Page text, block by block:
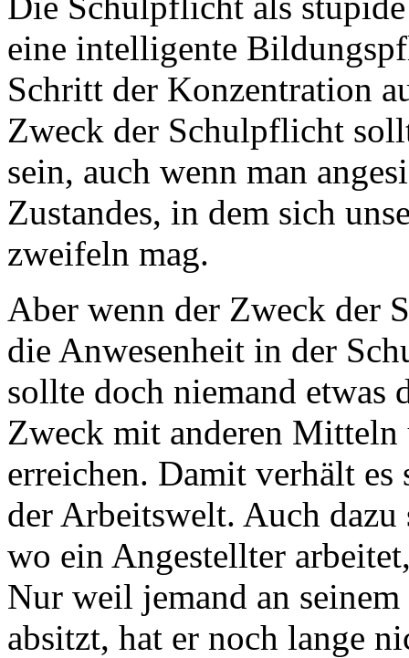
eine intelligente
Schritt der Konzentration
Zweck der Schulpflicht
sein, auch wenn man
Zustandes, in dem sich
zweifeln mag.
Aber wenn der Zweck der
die Anwesenheit in der
sollte doch niemand etwas
Zweck mit anderen Mitteln
erreichen. Damit verhält
der Arbeitswelt. Auch
wo ein Angestellter
Nur weil jemand an
absitzt, hat er noch lange